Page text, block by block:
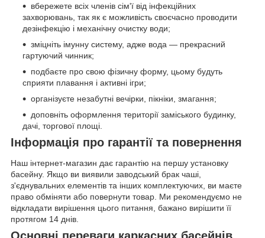
вбережете всіх членів сім'ї від інфекційних
захворювань, так як є можливість своєчасно проводити
дезінфекцію і механічну очистку води;
зміцніть імунну систему, адже вода — прекрасний
гартуючий чинник;
подбаєте про свою фізичну форму, цьому будуть
сприяти плавання і активні ігри;
організуєте незабутні вечірки, пікніки, змагання;
доповніть оформлення території заміського будинку,
дачі, торгової площі.
Інформація про гарантії та повернення
Наш інтернет-магазин дає гарантію на першу установку
басейну. Якщо ви виявили заводський брак чаші,
з'єднувальних елементів та інших комплектуючих, ви маєте
право обміняти або повернути товар. Ми рекомендуємо не
відкладати вирішення цього питання, бажано вирішити її
протягом 14 днів.